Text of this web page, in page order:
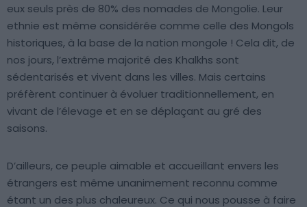
eux seuls près de 80% des nomades de Mongolie. Leur
ethnie est même considérée comme celle des Mongols
historiques, à la base de la nation mongole ! Cela dit, de
nos jours, l’extrême majorité des Khalkhs sont
sédentarisés et vivent dans les villes. Mais certains
préfèrent continuer à évoluer traditionnellement, en
vivant de l’élevage et en se déplaçant au gré des
saisons.
D’ailleurs, ce peuple aimable et accueillant envers les
étrangers est même unanimement reconnu comme
étant un des plus chaleureux. Ce qui nous pousse à faire